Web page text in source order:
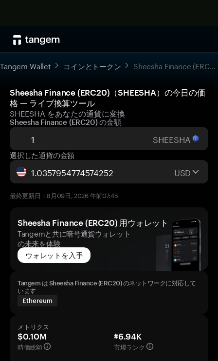
Tangem Wallet コインとトークン Sheesha Finance (ERC20)
Sheesha Finance (ERC20)（SHEESHA）の今日の価
格 — ライブ換算ツール
SHEESHA をあなたの通貨に変換
Sheesha Finance (ERC20) の金額
SHEESHA
選択した通貨の金額
USD
最終更新日：8月09日, 2026 午前07:45
Sheesha Finance (ERC20) 用ウォレット
Tangemと共に暗号通貨ウォレット
の未来を体験
ウォレットを入手
Tangem は Sheesha Finance (ERC20) のネットワークに対応して
います
Ethereum
メトリクス
$0.10M
時価総額
#6.94K
市場ランク